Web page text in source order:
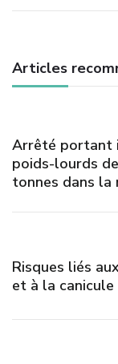
Articles
Arrêté portant
poids-lourds
tonnes dans la
Risques liés
et à la